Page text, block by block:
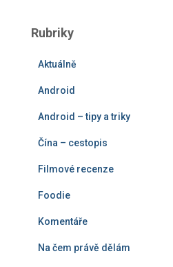
d
Rubriky
Aktuálně
Android
Android – tipy a triky
Čína – cestopis
Filmové recenze
Foodie
Komentáře
Na čem právě dělám